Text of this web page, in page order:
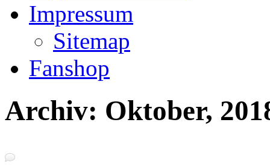
Impressum
Sitemap
Fanshop
Archiv: Oktober,